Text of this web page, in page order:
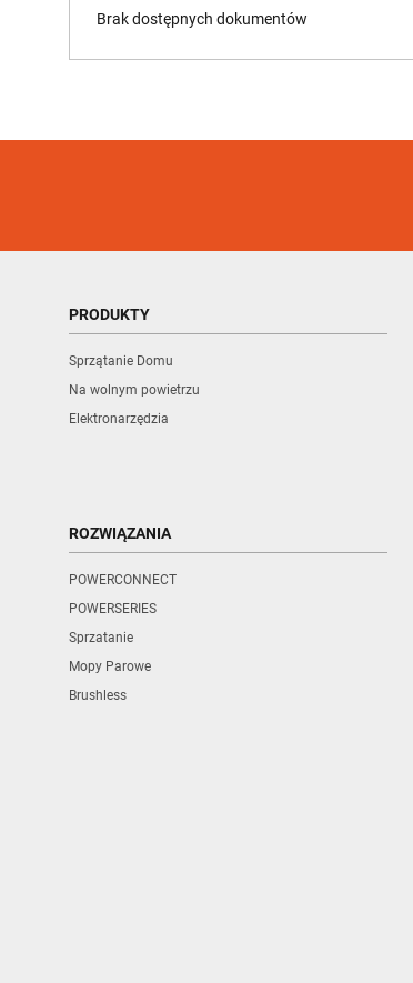
Brak dostępnych dokumentów
PRODUKTY
Sprzątanie Domu
Na wolnym powietrzu
Elektronarzędzia
ROZWIĄZANIA
POWERCONNECT
POWERSERIES
Sprzatanie
Mopy Parowe
Brushless